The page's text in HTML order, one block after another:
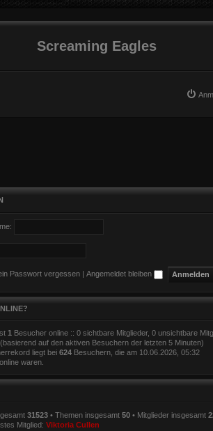
Screaming Eagles
Passwort vergessen Angemeldet bleiben
1 Besucher online :: 0 sichtbare Mitglieder, 0 unsichtbare
auf den aktiven Besuchern der letzten 5 Minuten)
liegt bei 624Besuchern, die am 10.06.2026, 05:32
waren.
31523• Themen insgesamt 50• Mitglieder insgesamt
Mitglied: Viktoria Cullen